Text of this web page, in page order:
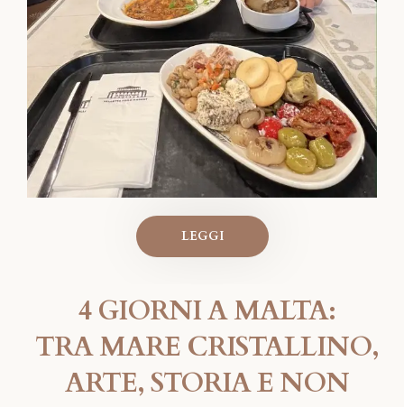
LEGGI
4 GIORNI A MALTA:
TRA MARE CRISTALLINO,
ARTE, STORIA E NON